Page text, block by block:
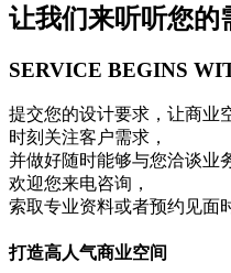
让我们来听听您的
SERVICE BEGINS
提交您的设计要求，让商业
时刻关注客户需求，
并做好随时能够与您洽谈业
欢迎您来电咨询，
索取专业资料或者预约见面
打造高人气商业空间